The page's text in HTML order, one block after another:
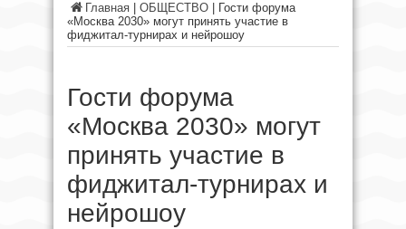
Главная ОБЩЕСТВО
Гости форума
«Москва 2030» могут принять участие в
фиджитал-турнирах и нейрошоу
Гости форума
«Москва 2030» могут
принять участие в
фиджитал-турнирах и
нейрошоу